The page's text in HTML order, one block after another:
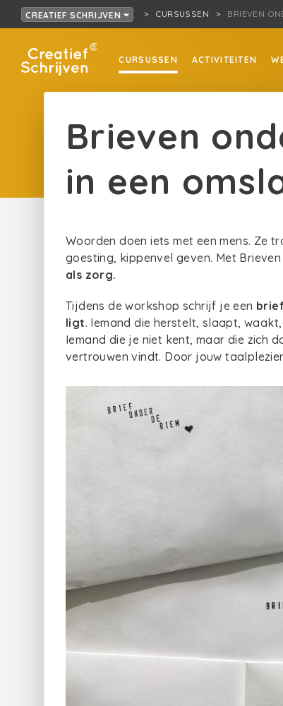
CREATIEF SCHRIJVEN CURSUSSEN BRIEVEN
CURSUSSEN ACTIVITEITEN
Brieven
in een
Woorden doen iets met een mens. Ze
goesting, kippenvel geven. Met
als zorg.
Tijdens de workshop schrijf je een
ligt. Iemand die herstelt, slaapt,
Iemand die je niet kent, maar die zich
vertrouwen vindt. Door jouw